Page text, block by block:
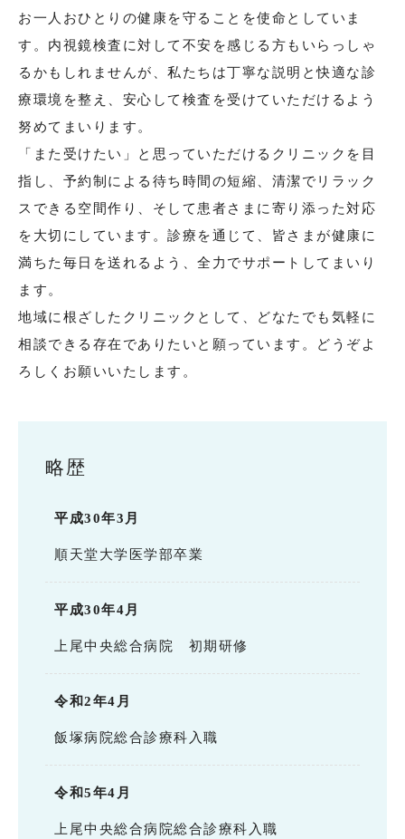
お一人おひとりの健康を守ることを使命としていま
す。内視鏡検査に対して不安を感じる方もいらっしゃ
るかもしれませんが、私たちは丁寧な説明と快適な診
療環境を整え、安心して検査を受けていただけるよう
努めてまいります。
「また受けたい」と思っていただけるクリニックを目
指し、予約制による待ち時間の短縮、清潔でリラック
スできる空間作り、そして患者さまに寄り添った対応
を大切にしています。診療を通じて、皆さまが健康に
満ちた毎日を送れるよう、全力でサポートしてまいり
ます。
地域に根ざしたクリニックとして、どなたでも気軽に
相談できる存在でありたいと願っています。どうぞよ
ろしくお願いいたします。
略歴
平成30年3月
順天堂大学医学部卒業
平成30年4月
上尾中央総合病院 初期研修
令和2年4月
飯塚病院総合診療科入職
令和5年4月
上尾中央総合病院総合診療科入職